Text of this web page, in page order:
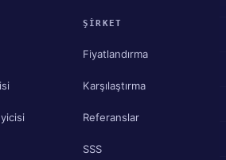
ŞIRKET
Fiyatlandırma
Karşılaştırma
Referanslar
SSS